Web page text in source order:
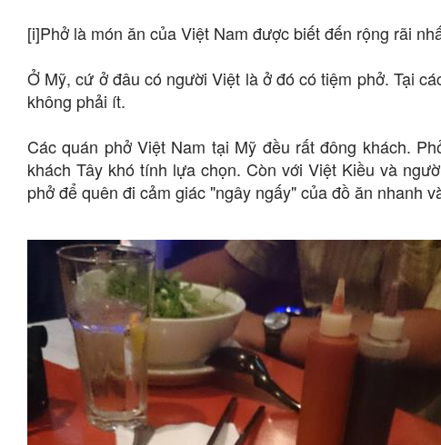
[i]Phở là món ăn của Việt Nam được biết đến rộng rãi
Ở Mỹ, cứ ở đâu có người Việt là ở đó có tiệm phở. Tại
không phải ít.
Các quán phở Việt Nam tại Mỹ đều rất đông khách.
khách Tây khó tính lựa chọn. Còn với Việt Kiều và
phở để quên đi cảm giác "ngây ngấy" của đồ ăn nhanh